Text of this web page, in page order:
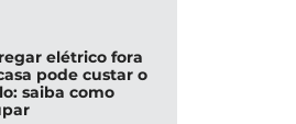
elétrico fora
pode custar o
saiba como